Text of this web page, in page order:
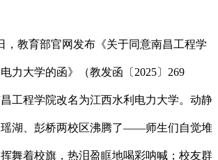
教育部官网发布《关于同意南昌工程学
力大学的函》（教发函〔2025〕269
工程学院改名为江西水利电力大学。动静
湖、彭桥两校区沸腾了——师生们自觉堆
舞着校旗，热泪盈眶地喝彩呐喊；校友群